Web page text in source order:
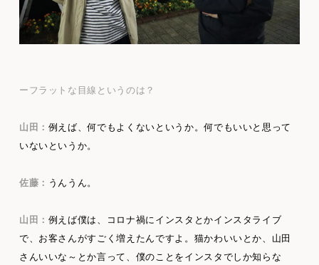
ーフラットな目線というのは？
山田： 例えば、何でもよくないというか。何でもいいと思って
いないというか。
佐藤： うんうん。
山田： 例えば僕は、コロナ禍にインスタとかインスタライブ
で、お客さんがすごく増えたんですよ。猫かわいいとか、山田
さんいいな～とか言って、僕のことをインスタでしか知らな